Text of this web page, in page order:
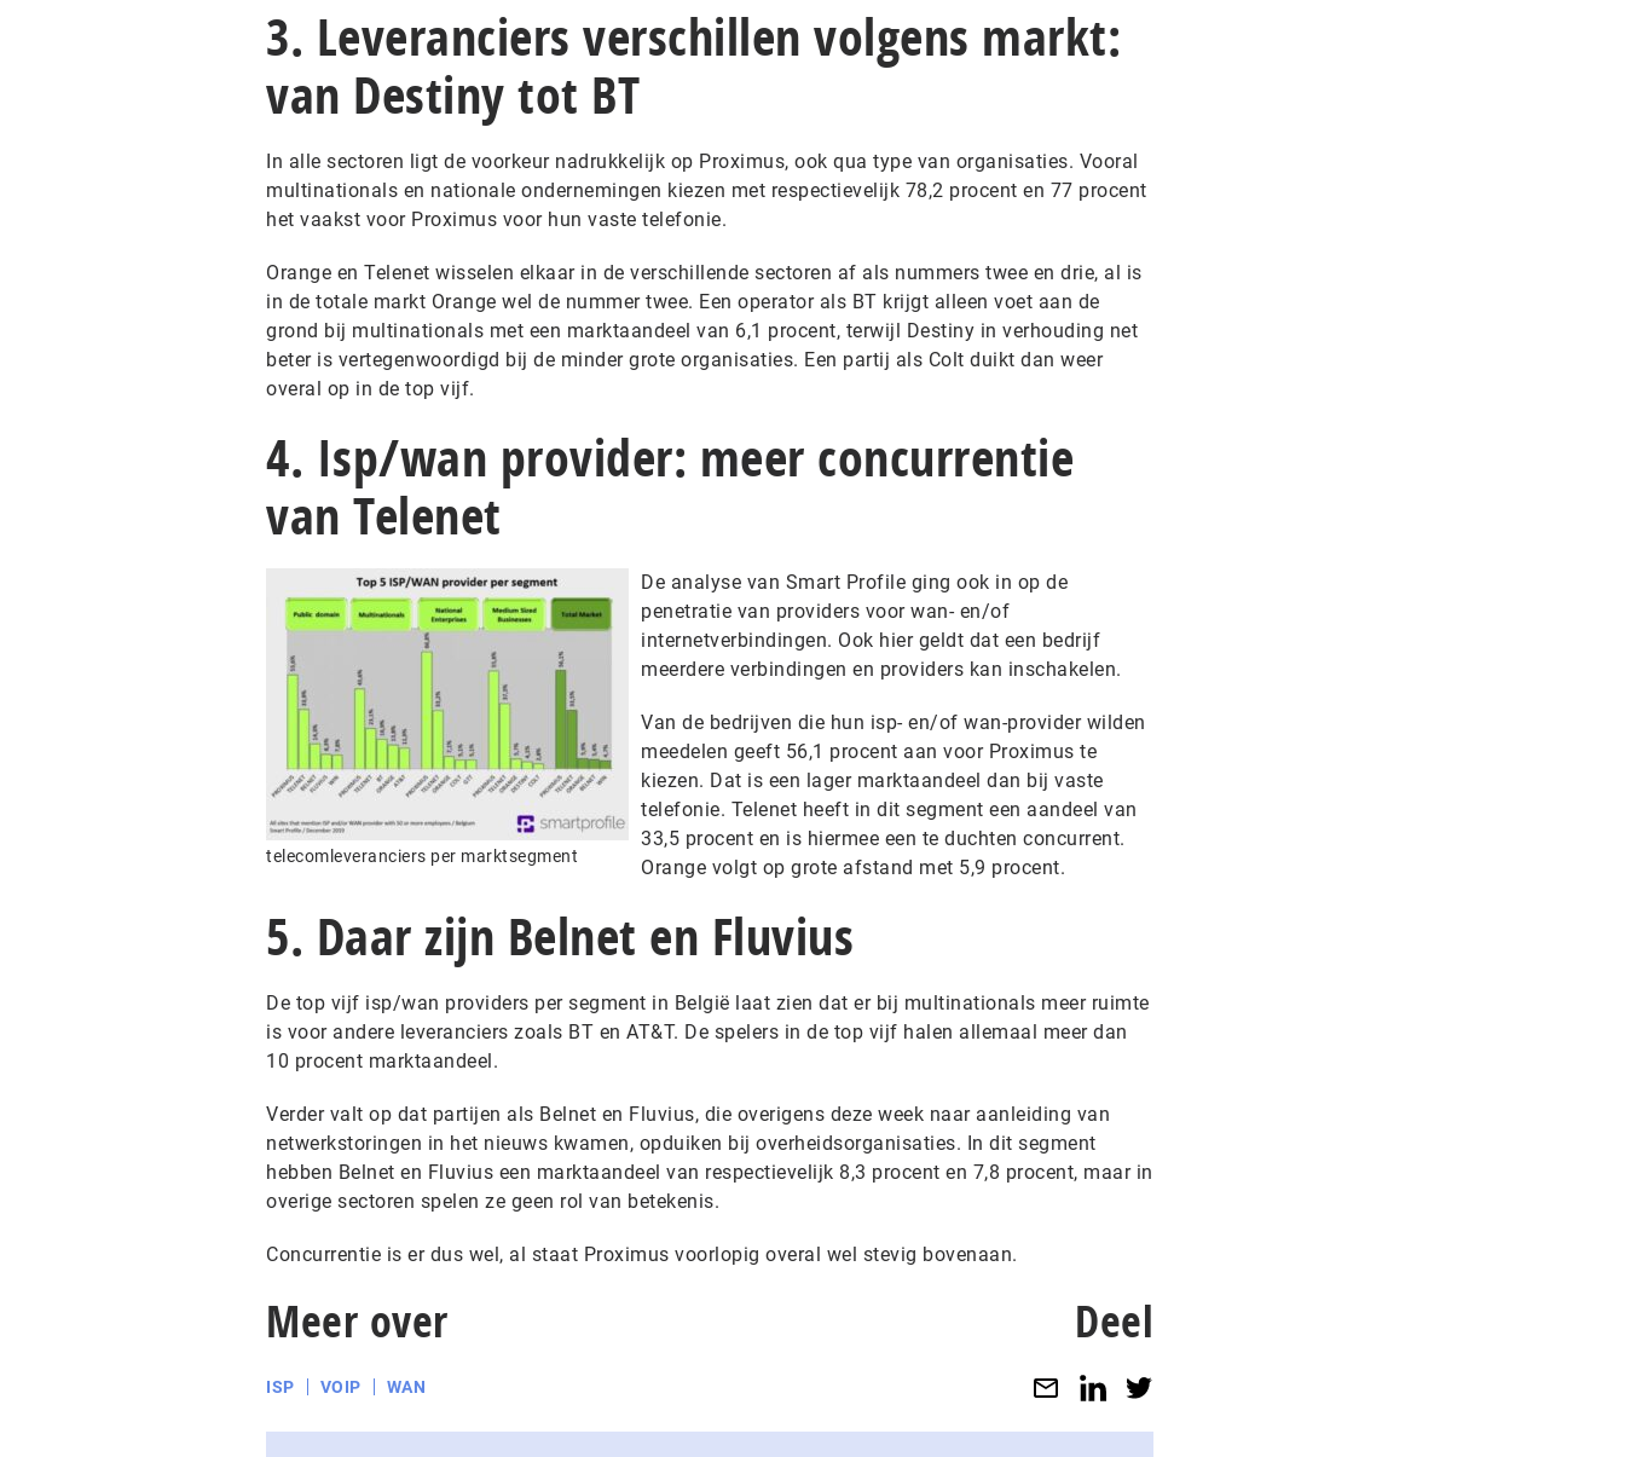
3. Leveranciers verschillen volgens markt:
van Destiny tot BT
In alle sectoren ligt de voorkeur nadrukkelijk op Proximus, ook qua type van organisaties. Vooral
multinationals en nationale ondernemingen kiezen met respectievelijk 78,2 procent en 77 procent
het vaakst voor Proximus voor hun vaste telefonie.
Orange en Telenet wisselen elkaar in de verschillende sectoren af als nummers twee en drie, al is
in de totale markt Orange wel de nummer twee. Een operator als BT krijgt alleen voet aan de
grond bij multinationals met een marktaandeel van 6,1 procent, terwijl Destiny in verhouding net
beter is vertegenwoordigd bij de minder grote organisaties. Een partij als Colt duikt dan weer
overal op in de top vijf.
4. Isp/wan provider: meer concurrentie
van Telenet
telecomleveranciers per marktsegment
De analyse van Smart Profile ging ook in op de
penetratie van providers voor wan- en/of
internetverbindingen. Ook hier geldt dat een bedrijf
meerdere verbindingen en providers kan inschakelen.
Van de bedrijven die hun isp- en/of wan-provider wilden
meedelen geeft 56,1 procent aan voor Proximus te
kiezen. Dat is een lager marktaandeel dan bij vaste
telefonie. Telenet heeft in dit segment een aandeel van
33,5 procent en is hiermee een te duchten concurrent.
Orange volgt op grote afstand met 5,9 procent.
5. Daar zijn Belnet en Fluvius
De top vijf isp/wan providers per segment in België laat zien dat er bij multinationals meer ruimte
is voor andere leveranciers zoals BT en AT&T. De spelers in de top vijf halen allemaal meer dan
10 procent marktaandeel.
Verder valt op dat partijen als Belnet en Fluvius, die overigens deze week naar aanleiding van
netwerkstoringen in het nieuws kwamen, opduiken bij overheidsorganisaties. In dit segment
hebben Belnet en Fluvius een marktaandeel van respectievelijk 8,3 procent en 7,8 procent, maar in
overige sectoren spelen ze geen rol van betekenis.
Concurrentie is er dus wel, al staat Proximus voorlopig overal wel stevig bovenaan.
Meer over
ISP VOIP WAN
Deel